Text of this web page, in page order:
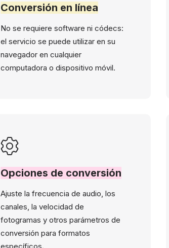
Conversión en línea
No se requiere software ni códecs:
el servicio se puede utilizar en su
navegador en cualquier
computadora o dispositivo móvil.
Opciones de conversión
Ajuste la frecuencia de audio, los
canales, la velocidad de
fotogramas y otros parámetros de
conversión para formatos